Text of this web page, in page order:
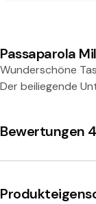
l
c
k
a
Passaparola
Wunderschöne
Der beiliegende
Bewertungen